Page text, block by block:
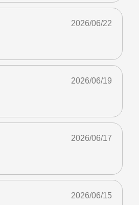
2026/06/22
2026/06/19
2026/06/17
2026/06/15